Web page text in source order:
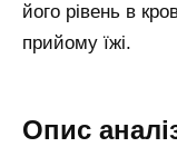
його рівень в
прийому їжі.
Опис